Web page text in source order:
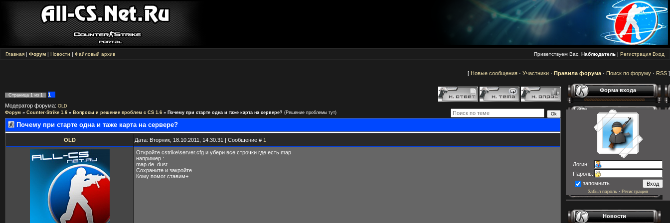
Главная | Форум | Новости | Файловый архив Приветствуем Вас, Наблюдатель | Регистрация Вход
[ Новые сообщения · Участники · Правила форума · Поиск по форуму · RSS ]
Страница 1 из 1
1
Модератор форума: OLD
Форум » Counter-Strike 1.6 » Вопросы и решение проблем с CS 1.6 » Почему при старте одна и таже карта на сервере? (Решение проблемы тут)
Почему при старте одна и таже карта на сервере?
OLD Дата: Вторник, 18.10.2011, 14.30.31 | Сообщение # 1
Откройте cstrike\server.cfg и убери все строчки где есть map
например :
map de_dust
Сохраните и закройте
Кому помог ставим+
Форма входа
Логин:
Пароль:
запомнить
Забыл пароль · Регистрация
Новости